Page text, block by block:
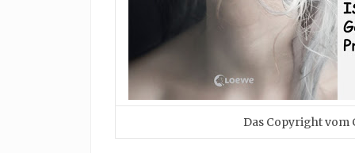
Das Copyright vom